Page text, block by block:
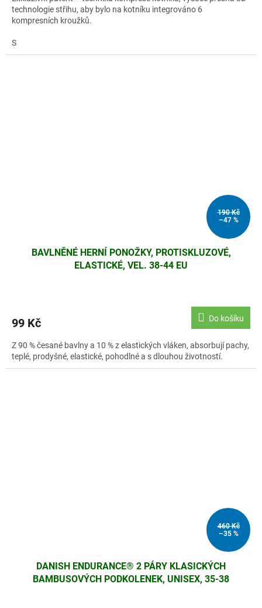
technologie střihu, aby bylo na kotníku integrováno 6
kompresních kroužků.
S
190 Kč
–47 %
BAVLNĚNÉ HERNÍ PONOŽKY, PROTISKLUZOVÉ,
ELASTICKÉ, VEL. 38-44 EU
99 Kč Do košíku
Z 90 % česané bavlny a 10 % z elastických vláken, absorbují pachy,
teplé, prodyšné, elastické, pohodlné a s dlouhou životností.
460 Kč
–35 %
DANISH ENDURANCE® 2 PÁRY KLASICKÝCH
BAMBUSOVÝCH PODKOLENEK, UNISEX, 35-38